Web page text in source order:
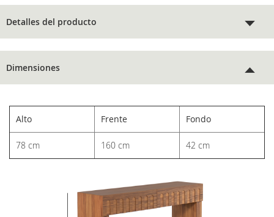
Detalles del producto
Dimensiones
Alto Frente Fondo
78 cm 160 cm 42 cm